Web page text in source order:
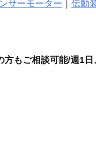
サーモーター 伝動
もご相談可能/週1